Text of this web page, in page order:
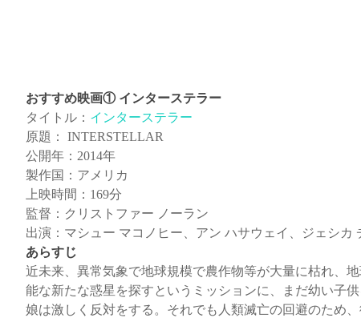
おすすめ映画① インターステラー
タイトル： インターステラー
原題： INTERSTELLAR
公開年：2014年
製作国：アメリカ
上映時間：169分
監督：クリストファー ノーラン
出演：マシュー マコノヒー、アン ハサウェイ、ジェシ
あらすじ
近未来、異常気象で地球規模で農作物等が大量に枯れ、
能な新たな惑星を探すというミッションに、まだ幼い子
娘は激しく反対をする。それでも人類滅亡の回避のため